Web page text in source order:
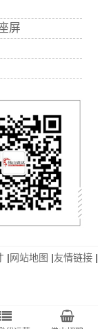
屏
|网站地图 |友情链接 |